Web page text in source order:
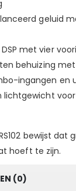
geluid
met vier
behuizing
ingangen en
bewijst
hoeft te zijn.
(0)